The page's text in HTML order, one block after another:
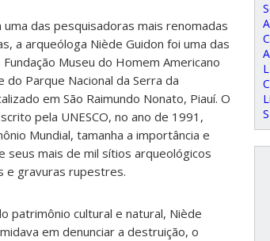
uma das pesquisadoras mais renomadas
a arqueóloga Niède Guidon foi uma das
Museu do Homem Americano
do Parque Nacional da Serra da
em São Raimundo Nonato, Piauí. O
pela UNESCO, no ano de 1991,
Mundial, tamanha a importância e
seus mais de mil sítios arqueológicos
e gravuras rupestres.
patrimônio cultural e natural, Niède
em denunciar a destruição, o